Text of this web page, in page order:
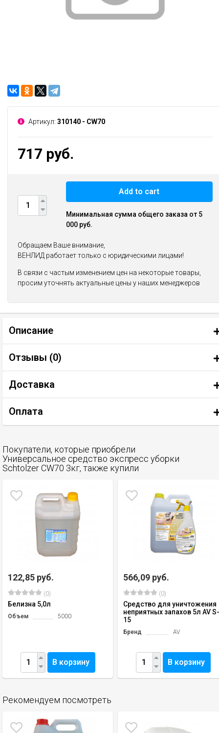
Артикул: 310140 - CW70
717 руб.
Add to cart
Минимальная сумма общего заказа от 5
000 руб.
Обращаем Ваше внимание,
ВЕНЛИД работает только с юридическими лицами!
В связи с частым изменением цен на некоторые товары,
просим уточнять актуальные цены у наших менеджеров
Описание
Отзывы (0)
Доставка
Оплата
Покупатели, которые приобрели
Универсальное средство экспресс уборки
Schtolzer CW70 3кг, также купили
122,85 руб.
(0)
Белизна 5,0л
Объем 5000
В корзину
566,09 руб.
(0)
Средство для уничтожения
неприятных запахов 5л AV S-
15
Бренд AV
В корзину
Рекомендуем посмотреть